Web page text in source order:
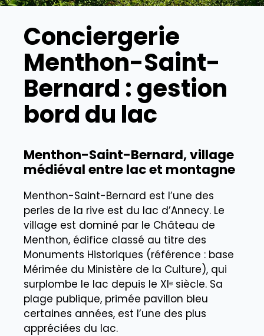
Conciergerie
Menthon-Saint-
Bernard : gestion
bord du lac
Menthon-Saint-Bernard, village
médiéval entre lac et montagne
Menthon-Saint-Bernard est l’une des
perles de la rive est du lac d’Annecy. Le
village est dominé par le Château de
Menthon, édifice classé au titre des
Monuments Historiques (référence : base
Mérimée du Ministère de la Culture), qui
surplombe le lac depuis le XIᵉ siècle. Sa
plage publique, primée pavillon bleu
certaines années, est l’une des plus
appréciées du lac.